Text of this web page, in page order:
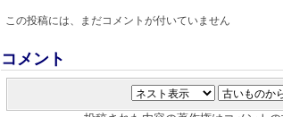
この投稿には、まだコメントが付いていません
コメント